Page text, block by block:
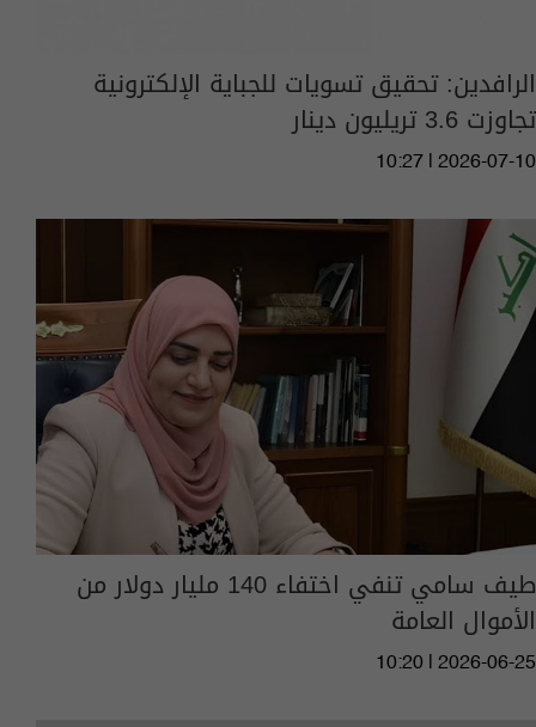
الرافدين: تحقيق تسويات للجباية الإلكترونية
تجاوزت 3.6 تريليون دينار
10:27 | 2026-07-10
طيف سامي تنفي اختفاء 140 مليار دولار من
الأموال العامة
10:20 | 2026-06-25